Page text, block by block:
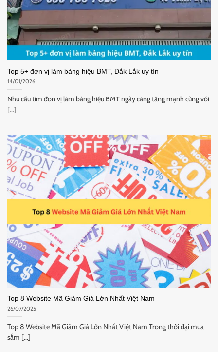
Top 5+ đơn vị làm bảng hiệu BMT, Đắk Lắk uy tín
14/01/2026
Nhu cầu tìm đơn vị làm bảng hiệu BMT ngày càng tăng mạnh cùng với
[...]
Top 8 Website Mã Giảm Giá Lớn Nhất Việt Nam
26/07/2025
Top 8 Website Mã Giảm Giá Lớn Nhất Việt Nam Trong thời đại mua
sắm [...]